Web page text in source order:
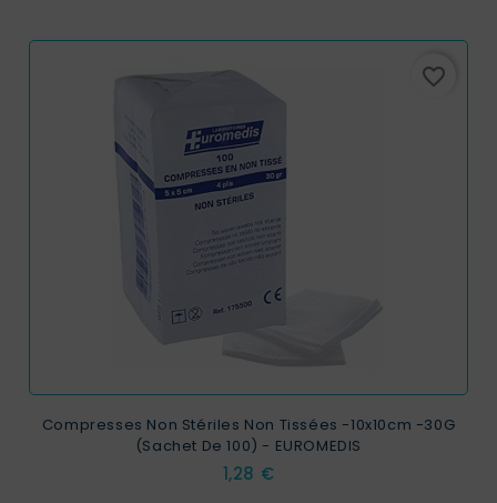
favorite_border
Compresses Non Stériles Non Tissées -10x10cm -30G
(sachet De 100) - EUROMEDIS
Prix
1,28 €